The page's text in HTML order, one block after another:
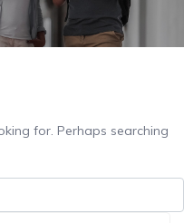
for. Perhaps searching